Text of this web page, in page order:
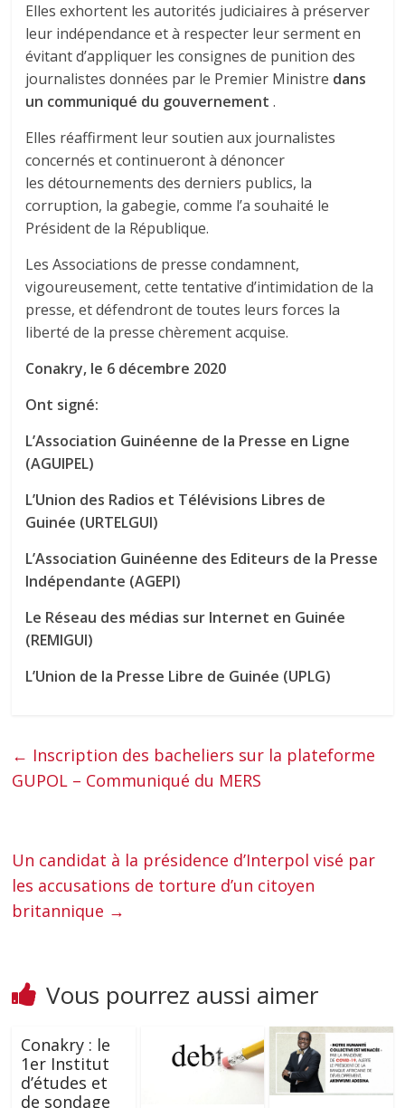
Elles exhortent les autorités judiciaires à préserver
leur indépendance et à respecter leur serment en
évitant d’appliquer les consignes de punition des
journalistes données par le Premier Ministre dans
un communiqué du gouvernement.
Elles réaffirment leur soutien aux journalistes
concernés et continueront à dénoncer
les détournements des derniers publics, la
corruption, la gabegie, comme l’a souhaité le
Président de la République.
Les Associations de presse condamnent,
vigoureusement, cette tentative d’intimidation de la
presse, et défendront de toutes leurs forces la
liberté de la presse chèrement acquise.
Conakry, le 6 décembre 2020
Ont signé:
L’Association Guinéenne de la Presse en Ligne
(AGUIPEL)
L’Union des Radios et Télévisions Libres de
Guinée (URTELGUI)
L’Association Guinéenne des Editeurs de la Presse
Indépendante (AGEPI)
Le Réseau des médias sur Internet en Guinée
(REMIGUI)
L’Union de la Presse Libre de Guinée (UPLG)
← Inscription des bacheliers sur la plateforme
GUPOL – Communiqué du MERS
Un candidat à la présidence d’Interpol visé par
les accusations de torture d’un citoyen
britannique →
Vous pourrez aussi aimer
Conakry : le
1er Institut
d’études et
de sondage